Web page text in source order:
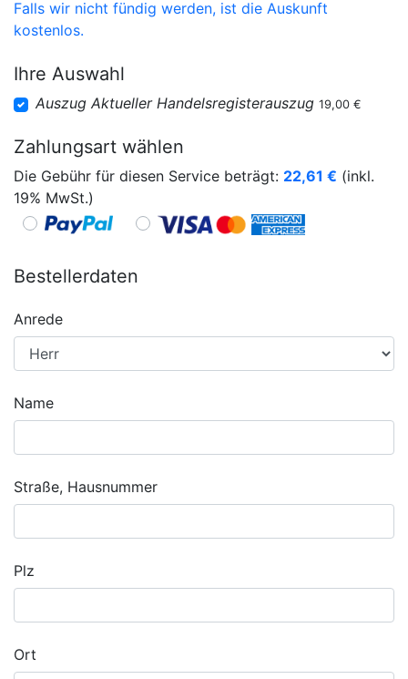
Falls wir nicht fündig werden, ist die Auskunft
kostenlos.
Ihre Auswahl
Auszug Aktueller Handelsregisterauszug 19,00 €
Zahlungsart wählen
Die Gebühr für diesen Service beträgt: 22,61 € (inkl.
19% MwSt.)
Bestellerdaten
Anrede
Name
Straße, Hausnummer
Plz
Ort